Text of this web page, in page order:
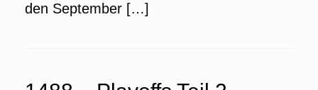
den September […]